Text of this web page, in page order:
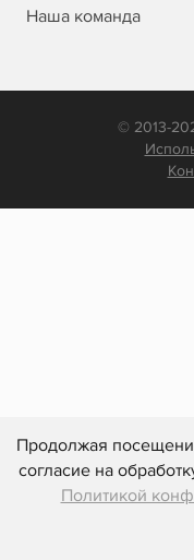
Продолжая
согласие на
Политикой
Наша команда
© 2013-